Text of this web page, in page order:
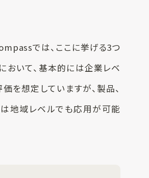
では、ここに挙げる3つ
おいて、基本的には企業レベ
を想定していますが、製品、
は地域レベルでも応用が可能